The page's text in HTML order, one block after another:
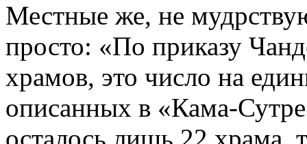
Местные же, не
просто: «По приказу
храмов, это число на
описанных в «Кама-